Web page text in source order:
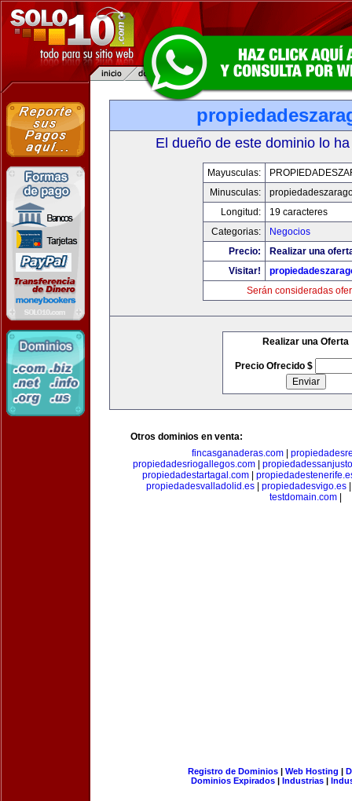
El dueño de este dominio lo
Mayusculas:
Minusculas:
Longitud:
19 caracteres
Categorias:
Negocios
Precio:
Realizar una
Visitar!
Serán consideradas
Realizar una Oferta
Precio Ofrecido $
Otros dominios en venta:
fincasganaderas.com|
propiedadesriogallegos.com|
propiedadestartagal.com|
propiedadesvalladolid.es
propiedadesvigo.es
testdomain.com
Registro de Dominios| Web Hosting |
Dominios Expirados | Industrias |